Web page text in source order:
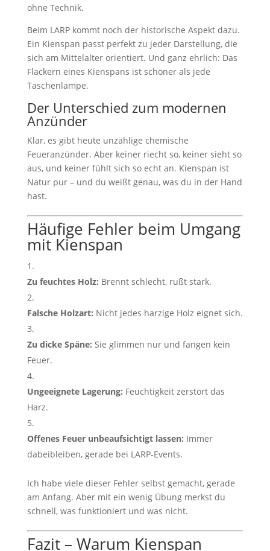
ohne Technik.
Beim LARP kommt noch der historische Aspekt dazu.
Ein Kienspan passt perfekt zu jeder Darstellung, die
sich am Mittelalter orientiert. Und ganz ehrlich: Das
Flackern eines Kienspans ist schöner als jede
Taschenlampe.
Der Unterschied zum modernen
Anzünder
Klar, es gibt heute unzählige chemische
Feueranzünder. Aber keiner riecht so, keiner sieht so
aus, und keiner fühlt sich so echt an. Kienspan ist
Natur pur – und du weißt genau, was du in der Hand
hast.
Häufige Fehler beim Umgang
mit Kienspan
Zu feuchtes Holz: Brennt schlecht, rußt stark.
Falsche Holzart: Nicht jedes harzige Holz eignet sich.
Zu dicke Späne: Sie glimmen nur und fangen kein
Feuer.
Ungeeignete Lagerung: Feuchtigkeit zerstört das
Harz.
Offenes Feuer unbeaufsichtigt lassen: Immer
dabeibleiben, gerade bei LARP-Events.
Ich habe viele dieser Fehler selbst gemacht, gerade
am Anfang. Aber mit ein wenig Übung merkst du
schnell, was funktioniert und was nicht.
Fazit – Warum Kienspan